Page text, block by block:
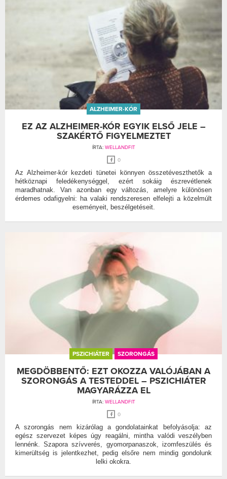
ALZHEIMER-KÓR
EZ AZ ALZHEIMER-KÓR EGYIK ELSŐ JELE –
SZAKÉRTŐ FIGYELMEZTET
ÍRTA: WELLANDFIT
0
Az Alzheimer-kór kezdeti tünetei könnyen összetéveszthetők a
hétköznapi feledékenységgel, ezért sokáig észrevétlenek
maradhatnak. Van azonban egy változás, amelyre különösen
érdemes odafigyelni: ha valaki rendszeresen elfelejti a közelmúlt
eseményeit, beszélgetéseit.
PSZICHIÁTER SZORONGÁS
MEGDÖBBENTŐ: EZT OKOZZA VALÓJÁBAN A
SZORONGÁS A TESTEDDEL – PSZICHIÁTER
MAGYARÁZZA EL
ÍRTA: WELLANDFIT
0
A szorongás nem kizárólag a gondolatainkat befolyásolja: az
egész szervezet képes úgy reagálni, mintha valódi veszélyben
lennénk. Szapora szívverés, gyomorpanaszok, izomfeszülés és
kimerültség is jelentkezhet, pedig elsőre nem mindig gondolunk
lelki okokra.